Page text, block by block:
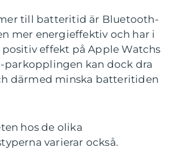
till batteritid är Bluetooth-
mer energieffektiv och har i
effekt på Apple Watchs
parkopplingen kan dock dra
därmed minska batteritiden
hos de olika
varierar också.